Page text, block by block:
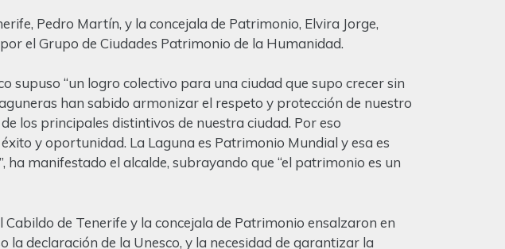
Pedro Martín, y la concejala de Patrimonio, Elvira Jorge,
el Grupo de Ciudades Patrimonio de la Humanidad.
supuso “un logro colectivo para una ciudad que supo crecer sin
han sabido armonizar el respeto y protección de nuestro
los principales distintivos de nuestra ciudad. Por eso
y oportunidad. La Laguna es Patrimonio Mundial y esa es
manifestado el alcalde, subrayando que “el patrimonio es un
de Tenerife y la concejala de Patrimonio ensalzaron en
declaración de la Unesco, y la necesidad de garantizar la